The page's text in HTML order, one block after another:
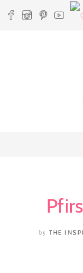
by THE